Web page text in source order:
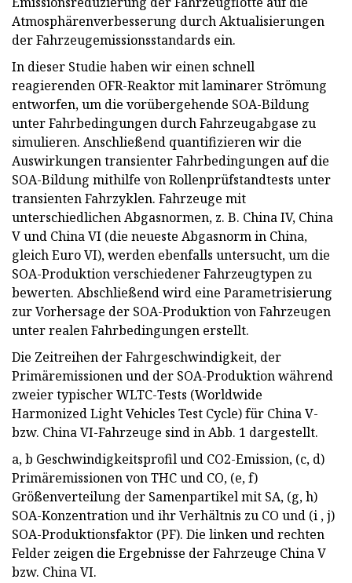
Atmosphärenverbesserung durch Aktualisierungen
der Fahrzeugemissionsstandards ein.
In dieser Studie haben wir einen schnell
reagierenden OFR-Reaktor mit laminarer Strömung
entworfen, um die vorübergehende SOA-Bildung
unter Fahrbedingungen durch Fahrzeugabgase zu
simulieren. Anschließend quantifizieren wir die
Auswirkungen transienter Fahrbedingungen auf die
SOA-Bildung mithilfe von Rollenprüfstandtests unter
transienten Fahrzyklen. Fahrzeuge mit
unterschiedlichen Abgasnormen, z. B. China IV, China
V und China VI (die neueste Abgasnorm in China,
gleich Euro VI), werden ebenfalls untersucht, um die
SOA-Produktion verschiedener Fahrzeugtypen zu
bewerten. Abschließend wird eine Parametrisierung
zur Vorhersage der SOA-Produktion von Fahrzeugen
unter realen Fahrbedingungen erstellt.
Die Zeitreihen der Fahrgeschwindigkeit, der
Primäremissionen und der SOA-Produktion während
zweier typischer WLTC-Tests (Worldwide
Harmonized Light Vehicles Test Cycle) für China V-
bzw. China VI-Fahrzeuge sind in Abb. 1 dargestellt.
a, b Geschwindigkeitsprofil und CO2-Emission, (c, d)
Primäremissionen von THC und CO, (e, f)
Größenverteilung der Samenpartikel mit SA, (g, h)
SOA-Konzentration und ihr Verhältnis zu CO und (i , j)
SOA-Produktionsfaktor (PF). Die linken und rechten
Felder zeigen die Ergebnisse der Fahrzeuge China V
bzw. China VI.